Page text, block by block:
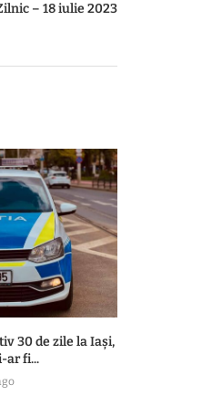
– 18 iulie 2023
30 de zile la Iași,
ar fi...